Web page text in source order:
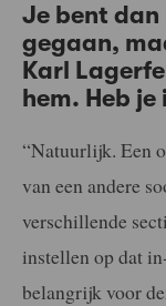
Je bent dan
gegaan,
Karl
hem. Heb
“Natuurlijk. Een
van een andere
verschillende
instellen op dat
belangrijk voor